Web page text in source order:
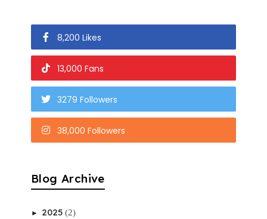
8,200 Likes
13,000 Fans
3279 Followers
38,000 Followers
Blog Archive
► 2025 (2)